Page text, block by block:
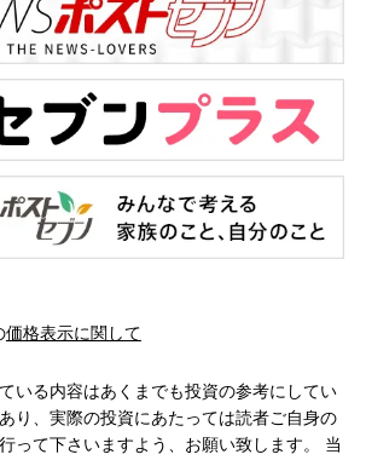
価格表示に関して
いる内容はあくまでも投資の参考にしてい
り、実際の投資にあたっては読者ご自身の
って下さいますよう、お願い致します。 当